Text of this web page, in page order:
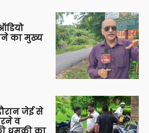
का मुख्य
जेई से
व